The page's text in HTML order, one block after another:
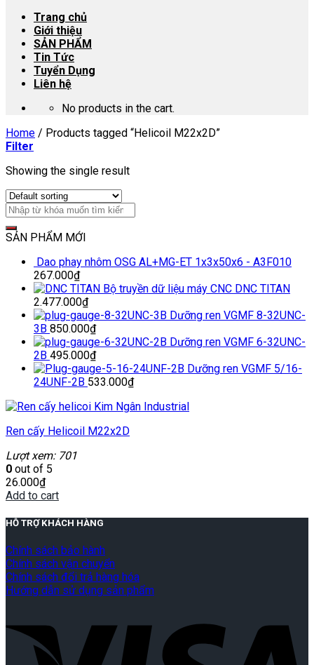
Trang chủ
Giới thiệu
SẢN PHẨM
Tin Tức
Tuyển Dụng
Liên hệ
No products in the cart.
Home / Products tagged “Helicoil M22x2D”
Filter
Showing the single result
SẢN PHẨM MỚI
Dao phay nhôm OSG AL+MG-ET 1x3x50x6 - A3F010
267.000₫
Bộ truyền dữ liệu máy CNC DNC TITAN
2.477.000₫
Dưỡng ren VGMF 8-32UNC-
3B 850.000₫
Dưỡng ren VGMF 6-32UNC-
2B 495.000₫
Dưỡng ren VGMF 5/16-
24UNF-2B 533.000₫
Ren cấy Helicoil M22x2D
Lượt xem: 701
0 out of 5
26.000₫
Add to cart
HỖ TRỢ KHÁCH HÀNG
Chính sách bảo hành
Chính sách vận chuyển
Chính sách đổi trả hàng hóa
Hướng dẫn sử dụng sản phẩm